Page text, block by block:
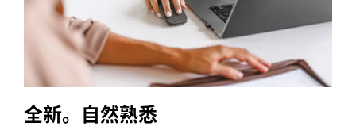
全新。自然熟悉